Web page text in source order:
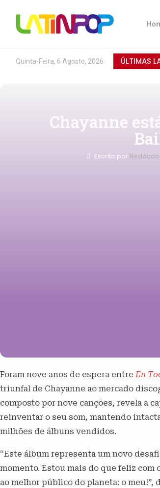
Quinta-Feira, 6 Agosto, 2026 ÚLTIMAS
Chayanne
Escrito por Redacao
Foram nove anos de espera entre En
triunfal de Chayanne ao mercado
composto por nove canções, revela a
reinventar o seu som, mantendo
milhões de álbuns vendidos.
“Este álbum representa um novo
momento. Estou mais do que feliz com
ao melhor público do planeta: o meu!”,